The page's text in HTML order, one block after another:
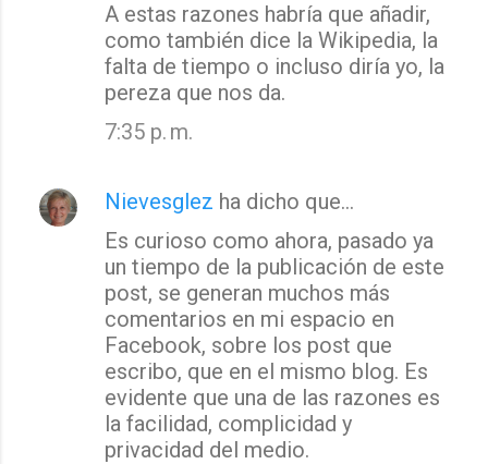
A estas razones habría que añadir,
como también dice la Wikipedia, la
falta de tiempo o incluso diría yo, la
pereza que nos da.
7:35 p. m.
Nievesglez ha dicho que…
Es curioso como ahora, pasado ya
un tiempo de la publicación de este
post, se generan muchos más
comentarios en mi espacio en
Facebook, sobre los post que
escribo, que en el mismo blog. Es
evidente que una de las razones es
la facilidad, complicidad y
privacidad del medio.